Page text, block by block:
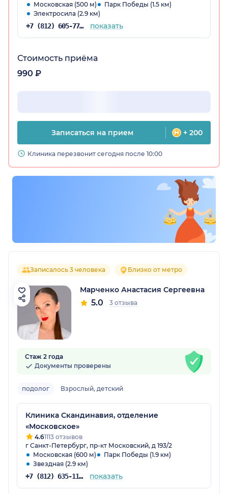
Московская (500 м)
Парк Победы (1.5 км)
Электросила (2.9 км)
+7 (812) 605-77-48 показать
Стоимость приёма
990 ₽
Записаться на прием + 200
Клиника перезвонит сегодня после 10:00
Записалось 3 человека Близко от метро
Марченко Анастасия Сергеевна
5.0 3 отзыва
Стаж 2 года
Документы проверены
подолог Взрослый, детский
Клиника Скандинавия, отделение
«Московское»
4.61113 отзывов
г Санкт-Петербург, пр-кт Московский, д 193/2
Московская (600 м)
Парк Победы (1.9 км)
Звездная (2.9 км)
+7 (812) 635-11-79 показать